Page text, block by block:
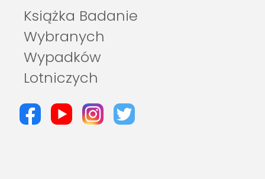
Książka Badanie
Wybranych
Wypadków
Lotniczych